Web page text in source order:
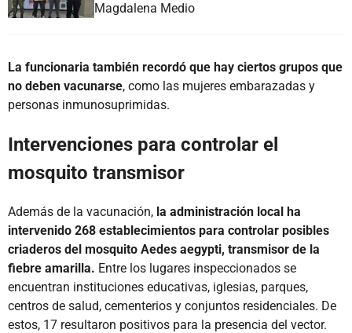
Magdalena Medio
La funcionaria también recordó que hay ciertos grupos que
no deben vacunarse, como las mujeres embarazadas y
personas inmunosuprimidas.
Intervenciones para controlar el
mosquito transmisor
Además de la vacunación, la administración local ha
intervenido 268 establecimientos para controlar posibles
criaderos del mosquito Aedes aegypti, transmisor de la
fiebre amarilla. Entre los lugares inspeccionados se
encuentran instituciones educativas, iglesias, parques,
centros de salud, cementerios y conjuntos residenciales. De
estos, 17 resultaron positivos para la presencia del vector.